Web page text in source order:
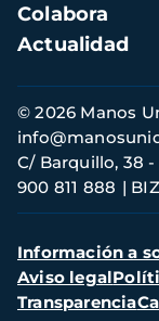
Colabora
Actualidad
Información
de
contacto
© 2026 Manos
C/ Barquillo, 38
900 811 888
Menú
secundario
Información a
Aviso legal
Transparencia